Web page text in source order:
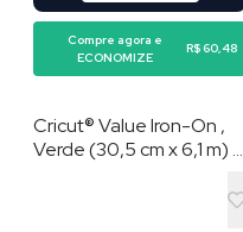
Compre agora e
ECONOMIZE
R$ 60,48
Cricut® Value Iron-On ,
Verde (30,5 cm x 6,1 m) –
transferência por calor)